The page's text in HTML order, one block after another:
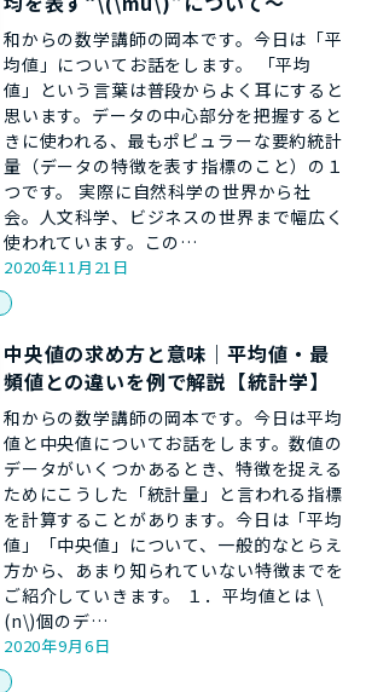
和からの数学講師の岡本です。今日は「平
均値」についてお話をします。 「平均
値」という言葉は普段からよく耳にすると
思います。データの中心部分を把握すると
きに使われる、最もポピュラーな要約統計
量（データの特徴を表す指標のこと）の１
つです。 実際に自然科学の世界から社
会。人文科学、ビジネスの世界まで幅広く
使われています。この…
2020年11月21日
中央値の求め方と意味｜平均値・最
頻値との違いを例で解説【統計学】
和からの数学講師の岡本です。今日は平均
値と中央値についてお話をします。数値の
データがいくつかあるとき、特徴を捉える
ためにこうした「統計量」と言われる指標
を計算することがあります。今日は「平均
値」「中央値」について、一般的なとらえ
方から、あまり知られていない特徴までを
ご紹介していきます。 １．平均値とは \
(n\)個のデ…
2020年9月6日